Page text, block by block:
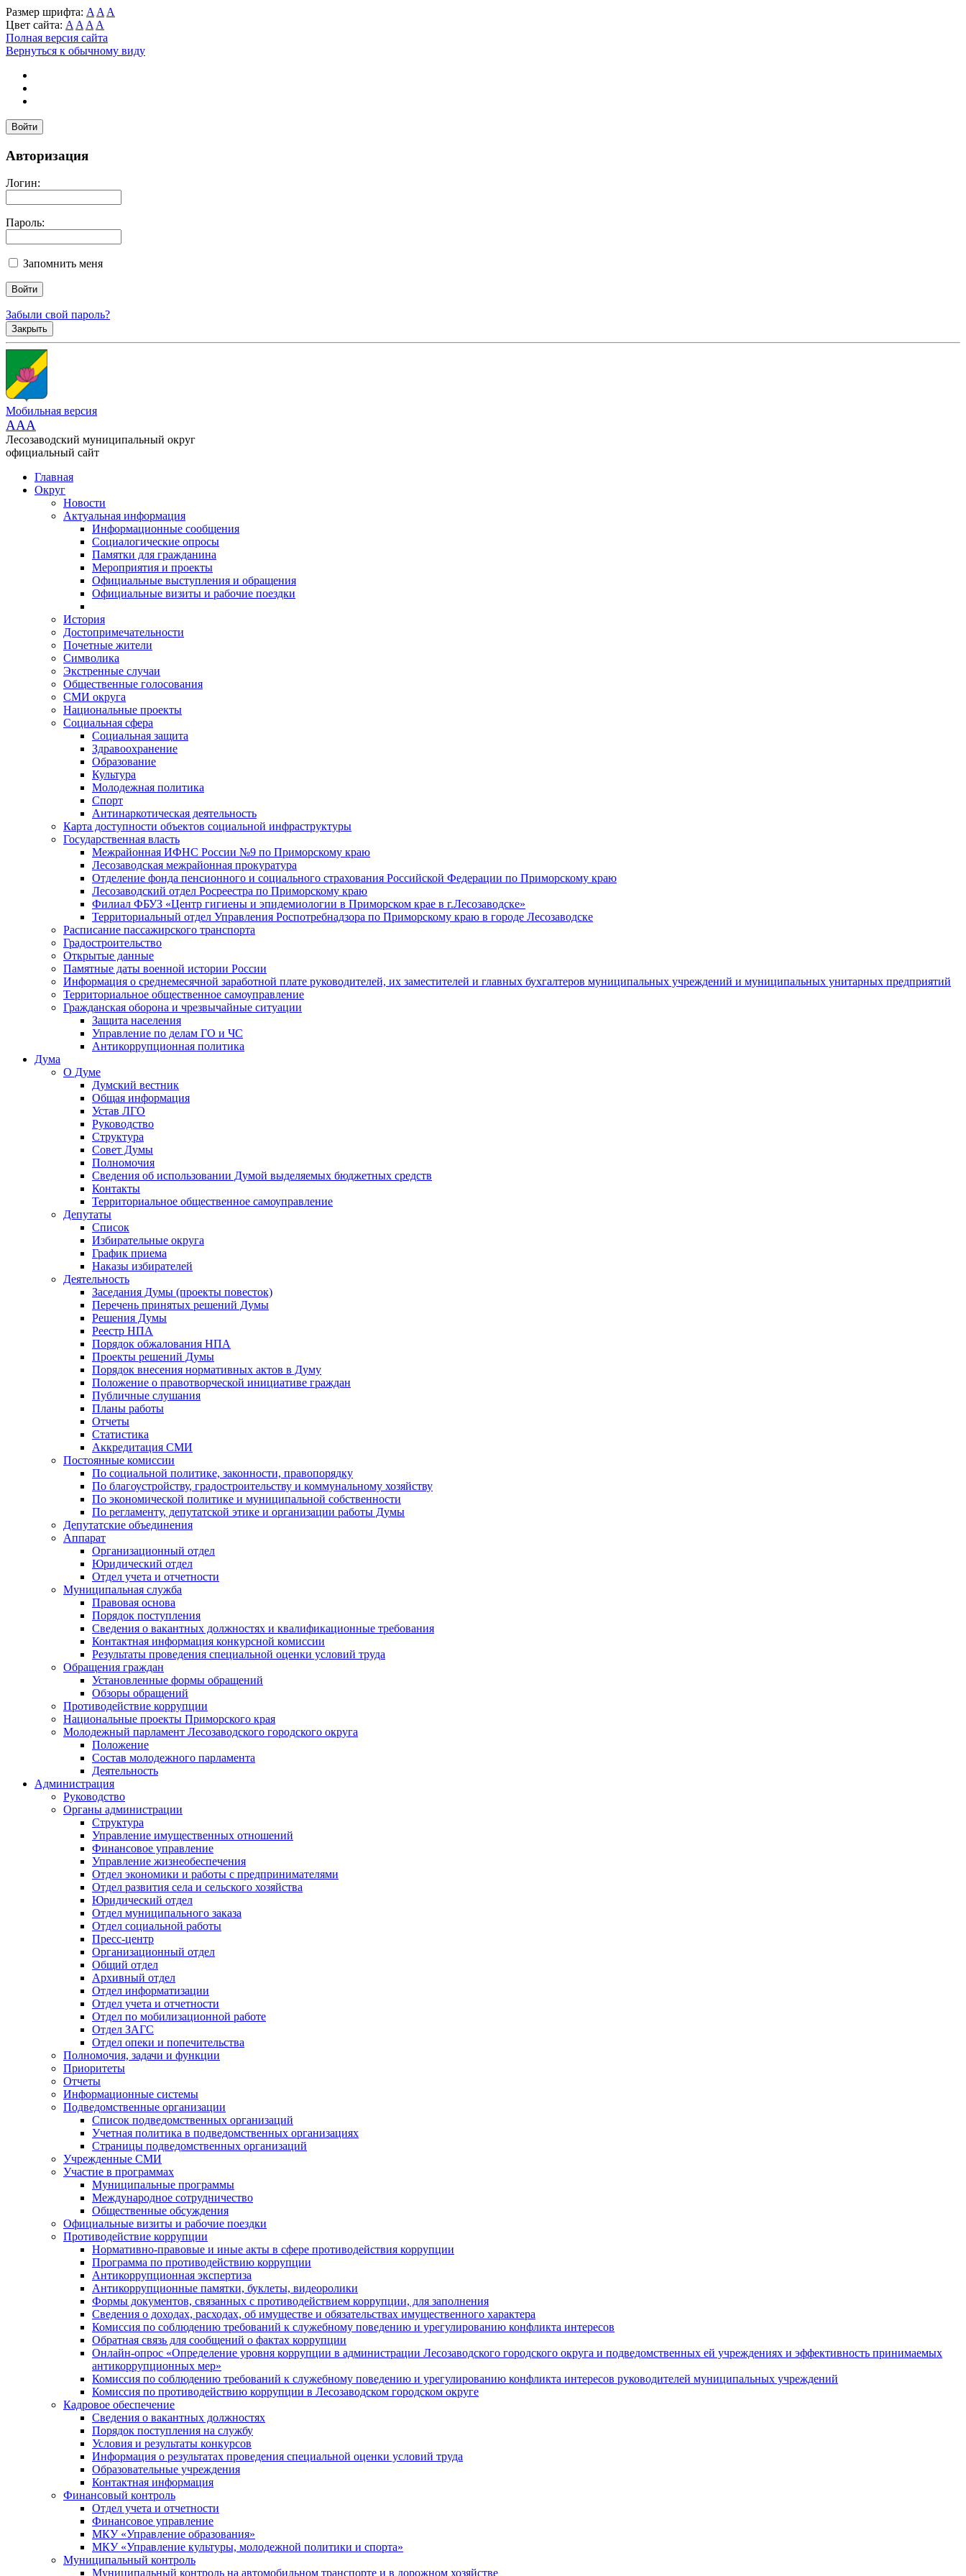
Размер шрифта: A A A
Цвет сайта: A A A A
Полная версия сайта
Вернуться к обычному виду
Войти
Авторизация
Логин:
Пароль:
Запомнить меня
Забыли свой пароль?
Закрыть
Мобильная версия
AAA
Лесозаводский муниципальный округ
официальный сайт
Главная
Округ
Новости
Актуальная информация
Информационные сообщения
Социалогические опросы
Памятки для гражданина
Мероприятия и проекты
Официальные выступления и обращения
Официальные визиты и рабочие поездки
История
Достопримечательности
Почетные жители
Символика
Экстренные случаи
Общественные голосования
СМИ округа
Национальные проекты
Социальная сфера
Социальная защита
Здравоохранение
Образование
Культура
Молодежная политика
Спорт
Антинаркотическая деятельность
Карта доступности объектов социальной инфраструктуры
Государственная власть
Межрайонная ИФНС России №9 по Приморскому краю
Лесозаводская межрайонная прокуратура
Отделение фонда пенсионного и социального страхования Российской Федерации по Приморскому краю
Лесозаводский отдел Росреестра по Приморскому краю
Филиал ФБУЗ «Центр гигиены и эпидемиологии в Приморском крае в г.Лесозаводске»
Территориальный отдел Управления Роспотребнадзора по Приморскому краю в городе Лесозаводске
Расписание пассажирского транспорта
Градостроительство
Открытые данные
Памятные даты военной истории России
Информация о среднемесячной заработной плате руководителей, их заместителей и главных бухгалтеров муниципальных учреждений и муниципальных унитарных предприятий
Территориальное общественное самоуправление
Гражданская оборона и чрезвычайные ситуации
Защита населения
Управление по делам ГО и ЧС
Антикоррупционная политика
Дума
О Думе
Думский вестник
Общая информация
Устав ЛГО
Руководство
Структура
Совет Думы
Полномочия
Сведения об использовании Думой выделяемых бюджетных средств
Контакты
Территориальное общественное самоуправление
Депутаты
Список
Избирательные округа
График приема
Наказы избирателей
Деятельность
Заседания Думы (проекты повесток)
Перечень принятых решений Думы
Решения Думы
Реестр НПА
Порядок обжалования НПА
Проекты решений Думы
Порядок внесения нормативных актов в Думу
Положение о правотворческой инициативе граждан
Публичные слушания
Планы работы
Отчеты
Статистика
Аккредитация СМИ
Постоянные комиссии
По социальной политике, законности, правопорядку
По благоустройству, градостроительству и коммунальному хозяйству
По экономической политике и муниципальной собственности
По регламенту, депутатской этике и организации работы Думы
Депутатские объединения
Аппарат
Организационный отдел
Юридический отдел
Отдел учета и отчетности
Муниципальная служба
Правовая основа
Порядок поступления
Сведения о вакантных должностях и квалификационные требования
Контактная информация конкурсной комиссии
Результаты проведения специальной оценки условий труда
Обращения граждан
Установленные формы обращений
Обзоры обращений
Противодействие коррупции
Национальные проекты Приморского края
Молодежный парламент Лесозаводского городского округа
Положение
Состав молодежного парламента
Деятельность
Администрация
Руководство
Органы администрации
Структура
Управление имущественных отношений
Финансовое управление
Управление жизнеобеспечения
Отдел экономики и работы с предпринимателями
Отдел развития села и сельского хозяйства
Юридический отдел
Отдел муниципального заказа
Отдел социальной работы
Пресс-центр
Организационный отдел
Общий отдел
Архивный отдел
Отдел информатизации
Отдел учета и отчетности
Отдел по мобилизационной работе
Отдел ЗАГС
Отдел опеки и попечительства
Полномочия, задачи и функции
Приоритеты
Отчеты
Информационные системы
Подведомственные организации
Список подведомственных организаций
Учетная политика в подведомственных организациях
Страницы подведомственных организаций
Учрежденные СМИ
Участие в программах
Муниципальные программы
Международное сотрудничество
Общественные обсуждения
Официальные визиты и рабочие поездки
Противодействие коррупции
Нормативно-правовые и иные акты в сфере противодействия коррупции
Программа по противодействию коррупции
Антикоррупционная экспертиза
Антикоррупционные памятки, буклеты, видеоролики
Формы документов, связанных с противодействием коррупции, для заполнения
Сведения о доходах, расходах, об имуществе и обязательствах имущественного характера
Комиссия по соблюдению требований к служебному поведению и урегулированию конфликта интересов
Обратная связь для сообщений о фактах коррупции
Онлайн-опрос «Определение уровня коррупции в администрации Лесозаводского городского округа и подведомственных ей учреждениях и эффективность принимаемых
антикоррупционных мер»
Комиссия по соблюдению требований к служебному поведению и урегулированию конфликта интересов руководителей муниципальных учреждений
Комиссия по противодействию коррупции в Лесозаводском городском округе
Кадровое обеспечение
Сведения о вакантных должностях
Порядок поступления на службу
Условия и результаты конкурсов
Информация о результатах проведения специальной оценки условий труда
Образовательные учреждения
Контактная информация
Финансовый контроль
Отдел учета и отчетности
Финансовое управление
МКУ «Управление образования»
МКУ «Управление культуры, молодежной политики и спорта»
Муниципальный контроль
Муниципальный контроль на автомобильном транспорте и в дорожном хозяйстве